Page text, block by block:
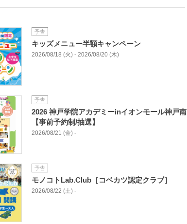
予告
キッズメニュー半額キャンペーン
2026/08/18 (火) - 2026/08/20 (木)
予告
2026 神戸学院アカデミーinイオンモール神戸南
【事前予約制/抽選】
2026/08/21 (金) -
予告
モノコトLab.Club［コベカツ認定クラブ］
2026/08/22 (土) -